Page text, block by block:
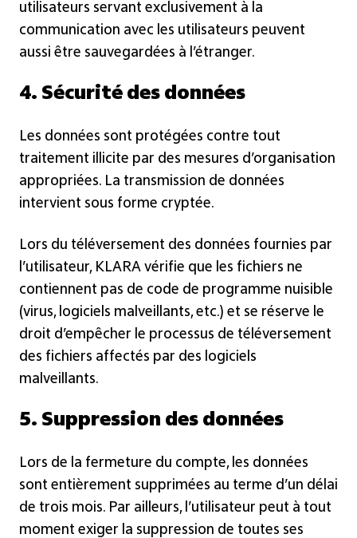
utilisateurs servant exclusivement à la
communication avec les utilisateurs peuvent
aussi être sauvegardées à l’étranger.
4. Sécurité des données
Les données sont protégées contre tout
traitement illicite par des mesures d’organisation
appropriées. La transmission de données
intervient sous forme cryptée.
Lors du téléversement des données fournies par
l’utilisateur, KLARA vérifie que les fichiers ne
contiennent pas de code de programme nuisible
(virus, logiciels malveillants, etc.) et se réserve le
droit d’empêcher le processus de téléversement
des fichiers affectés par des logiciels
malveillants.
5. Suppression des données
Lors de la fermeture du compte, les données
sont entièrement supprimées au terme d’un délai
de trois mois. Par ailleurs, l’utilisateur peut à tout
moment exiger la suppression de toutes ses